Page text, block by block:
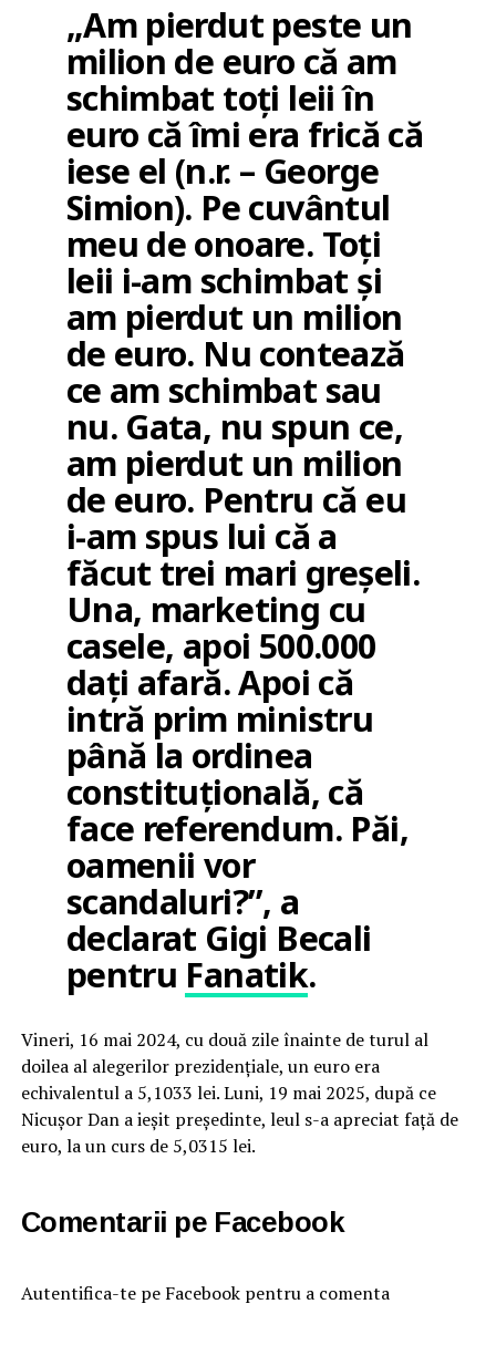
„Am pierdut peste un
milion de euro că am
schimbat toți leii în
euro că îmi era frică că
iese el (n.r. – George
Simion). Pe cuvântul
meu de onoare. Toți
leii i-am schimbat și
am pierdut un milion
de euro. Nu contează
ce am schimbat sau
nu. Gata, nu spun ce,
am pierdut un milion
de euro. Pentru că eu
i-am spus lui că a
făcut trei mari greșeli.
Una, marketing cu
casele, apoi 500.000
dați afară. Apoi că
intră prim ministru
până la ordinea
constituțională, că
face referendum. Păi,
oamenii vor
scandaluri?”, a
declarat Gigi Becali
pentru Fanatik.
Vineri, 16 mai 2024, cu două zile înainte de turul al
doilea al alegerilor prezidențiale, un euro era
echivalentul a 5,1033 lei. Luni, 19 mai 2025, după ce
Nicușor Dan a ieșit președinte, leul s-a apreciat față de
euro, la un curs de 5,0315 lei.
Comentarii pe Facebook
Autentifica-te pe Facebook pentru a comenta